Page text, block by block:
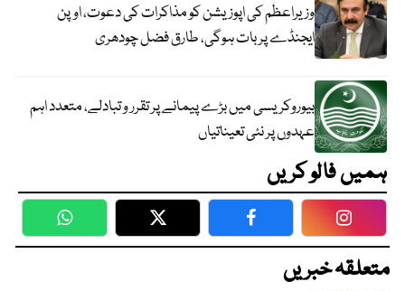
وزیراعظم کی اپوزیشن کو مذاکرات کی دعوت، اوپن
ایجنڈے پر بات ہوگی، طارق فضل چودھری
بیوروکریسی میں بڑے پیمانے پر تقرر و تبادلے، متعدد اہم
عہدوں پر نئی تعیناتیاں
ہمیں فالو کریں
WhatsApp Twitter Facebook
متعلقہ خبریں